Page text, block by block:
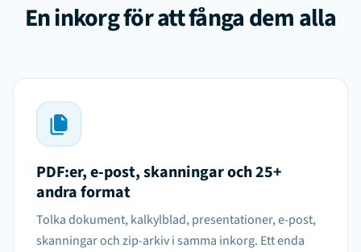
En inkorg för att fånga dem alla
PDF:er, e-post, skanningar och 25+
andra format
Tolka dokument, kalkylblad, presentationer, e-post,
skanningar och zip-arkiv i samma inkorg. Ett enda